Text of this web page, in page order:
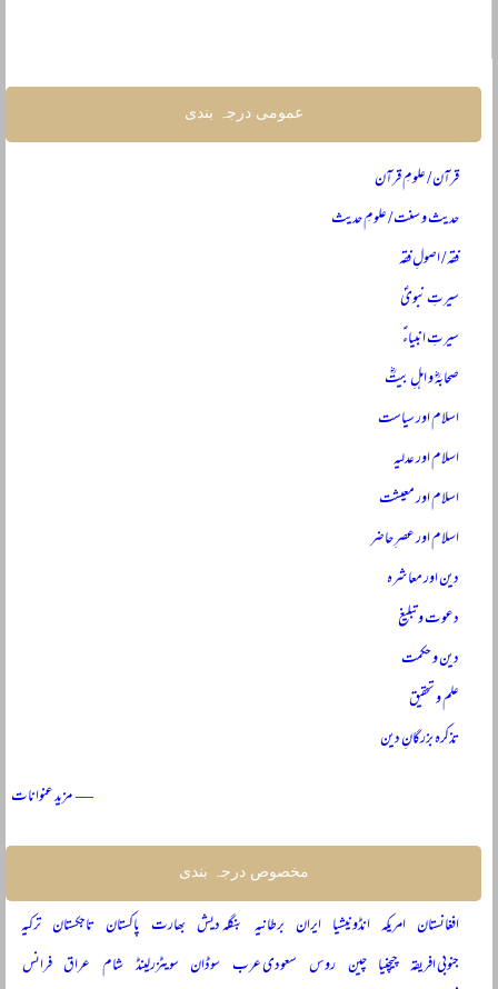
عمومی درجہ بندی
قرآن / علومِ قرآن
حدیث و سنت / علومِ حدیث
فقہ / اصولِ فقہ
سیرتِ نبویؐ
سیرتِ انبیاءؑ
صحابہؓ و اہلِ بیتؓ
اسلام اور سیاست
اسلام اور عدلیہ
اسلام اور معیشت
اسلام اور عصرِ حاضر
دین اور معاشرہ
دعوت و تبلیغ
دین و حکمت
علم و تحقیق
تذکرہ بزرگانِ دین
— مزید عنوانات
مخصوص درجہ بندی
افغانستان امریکہ انڈونیشیا ایران برطانیہ بنگلہ دیش بھارت پاکستان تاجکستان ترکیہ
جنوبی افریقہ چیچنیا چین روس سعودی عرب سوڈان سویٹزرلینڈ شام عراق فرانس